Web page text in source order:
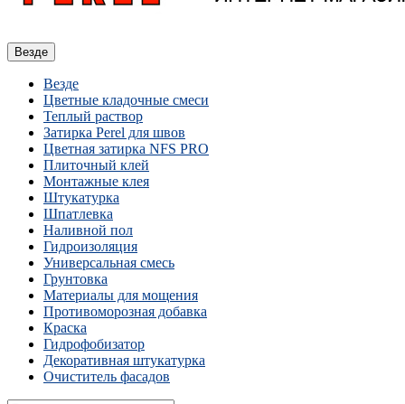
Везде
Везде
Цветные кладочные смеси
Теплый раствор
Затирка Perel для швов
Цветная затирка NFS PRO
Плиточный клей
Монтажные клея
Штукатурка
Шпатлевка
Наливной пол
Гидроизоляция
Универсальная смесь
Грунтовка
Материалы для мощения
Противоморозная добавка
Краска
Гидрофобизатор
Декоративная штукатурка
Очиститель фасадов